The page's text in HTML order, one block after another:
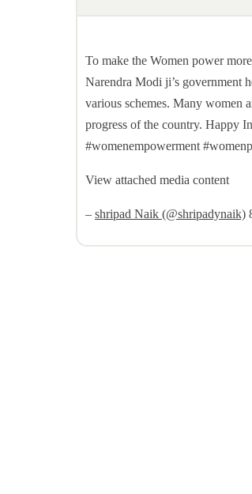
To make the Women power
Narendra Modi ji’s government
various schemes. Many women
progress of the country. Happy
#womenempowerment
View attached media content
– shripad Naik (@shripadynaik)